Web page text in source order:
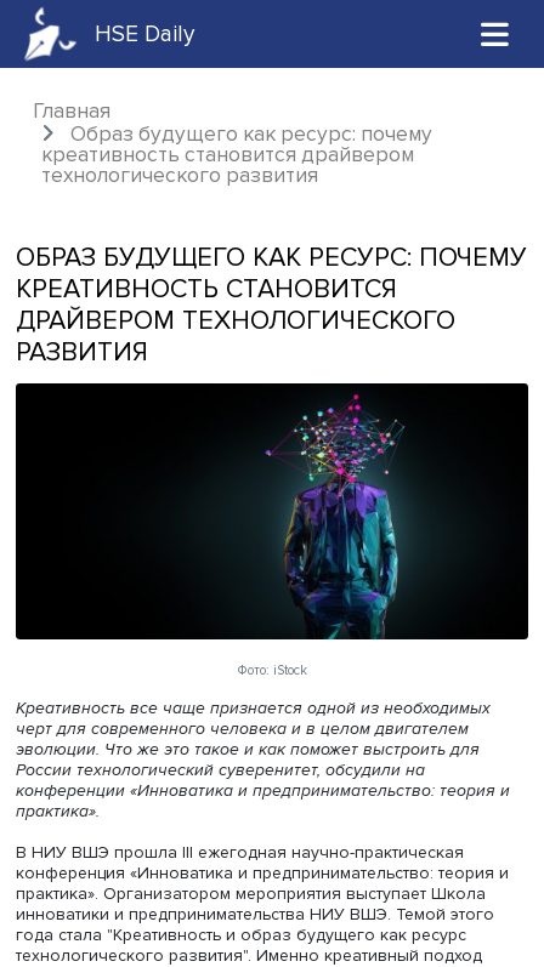
HSE Daily
Главная
Образ будущего как ресурс: почему
креативность становится драйвером
ОБРАЗ БУДУЩЕГО КАК РЕСУРС:
КРЕАТИВНОСТЬ СТАНОВИТСЯ
ДРАЙВЕРОМ ТЕХНОЛОГИЧЕСКОГО
Фото: iStock
Креативность все чаще признается одной из
эволюции. Что же это такое и как поможет выстроить
России технологический суверенитет, обсудили на
конференции «Инноватика и предпринимательство:
практика».